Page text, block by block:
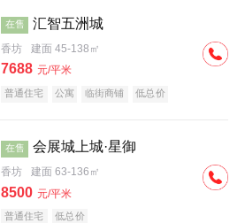
在售 汇智五洲城
香坊 建面 45-138㎡
7688 元/平米
普通住宅 公寓 临街商铺 低总价
在售 会展城上城·星御
香坊 建面 63-136㎡
8500 元/平米
普通住宅 低总价